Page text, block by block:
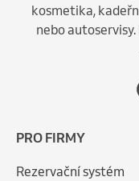
kosmetika,
nebo
PRO FIRMY
Rezervační systém